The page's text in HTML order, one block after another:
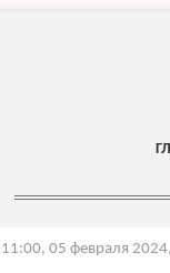
11:00, 05 февраля 2024,